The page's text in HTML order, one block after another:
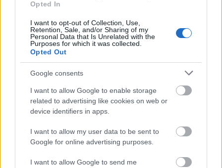
Opted In
I want to opt-out of Collection, Use,
Retention, Sale, and/or Sharing of my
Personal Data that Is Unrelated with the
Purposes for which it was collected.
Opted Out
Google consents
I want to allow Google to enable storage
related to advertising like cookies on web or
device identifiers in apps.
I want to allow my user data to be sent to
Google for online advertising purposes.
I want to allow Google to send me
Στη Λυκούρια λειτούργησε ο Μητροπολίτης